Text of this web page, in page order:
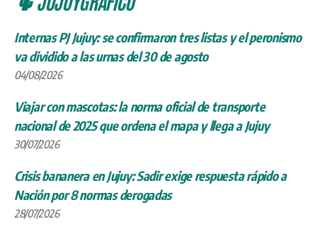
Internas PJ Jujuy: se confirmaron tres listas y el peronismo
va dividido a las urnas del 30 de agosto
04/08/2026
Viajar con mascotas: la norma oficial de transporte
nacional de 2025 que ordena el mapa y llega a Jujuy
30/07/2026
Crisis bananera en Jujuy: Sadir exige respuesta rápido a
Nación por 8 normas derogadas
28/07/2026